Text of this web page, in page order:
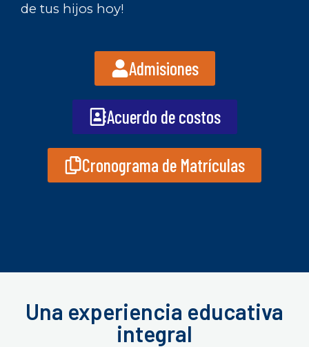
de tus hijos hoy!
Admisiones
Acuerdo de costos
Cronograma de Matrículas
Una experiencia educativa
integral